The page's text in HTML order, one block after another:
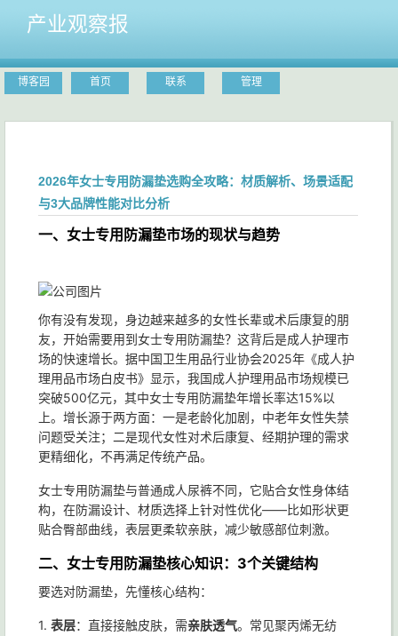
产业观察报
博客园 首页 联系 管理
2026年女士专用防漏垫选购全攻略：材质解析、场景适配
与3大品牌性能对比分析
一、女士专用防漏垫市场的现状与趋势
你有没有发现，身边越来越多的女性长辈或术后康复的朋
友，开始需要用到女士专用防漏垫？这背后是成人护理市
场的快速增长。据中国卫生用品行业协会2025年《成人护
理用品市场白皮书》显示，我国成人护理用品市场规模已
突破500亿元，其中女士专用防漏垫年增长率达15%以
上。增长源于两方面：一是老龄化加剧，中老年女性失禁
问题受关注；二是现代女性对术后康复、经期护理的需求
更精细化，不再满足传统产品。
女士专用防漏垫与普通成人尿裤不同，它贴合女性身体结
构，在防漏设计、材质选择上针对性优化——比如形状更
贴合臀部曲线，表层更柔软亲肤，减少敏感部位刺激。
二、女士专用防漏垫核心知识：3个关键结构
要选对防漏垫，先懂核心结构：
1. 表层：直接接触皮肤，需亲肤透气。常见聚丙烯无纺